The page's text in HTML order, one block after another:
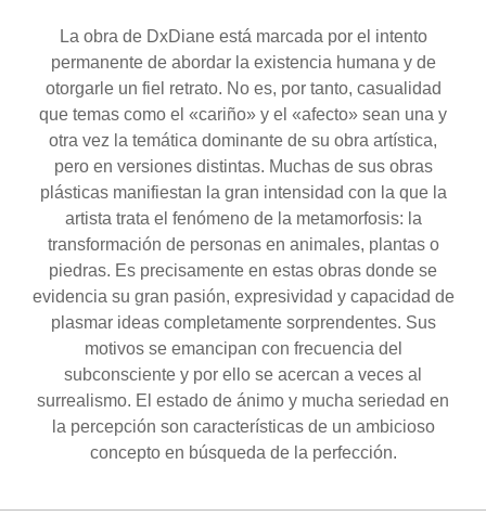
La obra de DxDiane está marcada por el intento
permanente de abordar la existencia humana y de
otorgarle un fiel retrato. No es, por tanto, casualidad
que temas como el «cariño» y el «afecto» sean una y
otra vez la temática dominante de su obra artística,
pero en versiones distintas. Muchas de sus obras
plásticas manifiestan la gran intensidad con la que la
artista trata el fenómeno de la metamorfosis: la
transformación de personas en animales, plantas o
piedras. Es precisamente en estas obras donde se
evidencia su gran pasión, expresividad y capacidad de
plasmar ideas completamente sorprendentes. Sus
motivos se emancipan con frecuencia del
subconsciente y por ello se acercan a veces al
surrealismo. El estado de ánimo y mucha seriedad en
la percepción son características de un ambicioso
concepto en búsqueda de la perfección.